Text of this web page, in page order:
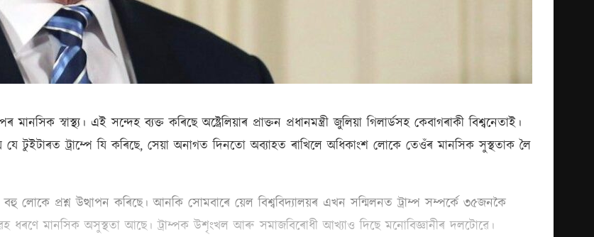
স্বাস্থ্য। এই সন্দেহ ব্যক্ত কৰিছে অষ্ট্ৰেলিয়াৰ প্ৰাক্তন প্ৰধানমন্ত্ৰী জুলিয়া গিলাৰ্ডসহ কেবাগৰাকী বিশ্বনেতাই।
যে টুইটাৰত ট্ৰাম্পে যি কৰিছে, সেয়া অনাগত দিনতো অব্যাহত ৰাখিলে অধিকাংশ লোকে তেওঁৰ মানসিক সুস্থতাক লৈ
লোকে প্ৰশ্ন উত্থাপন কৰিছে। আনকি সোমবাৰে য়েল বিশ্ববিদ্যালয়ৰ এখন সন্মিলনত ট্ৰাম্প সম্পৰ্কে ৩৫জনকৈ
ধৰণে মানসিক অসুস্থতা আছে। ট্ৰাম্পক উশৃংখল আৰু সমাজবিৰোধী আখ্যাও দিছে মনোবিজ্ঞানীৰ দলটোৱে।